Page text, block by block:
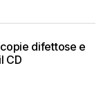
difettose e
CD